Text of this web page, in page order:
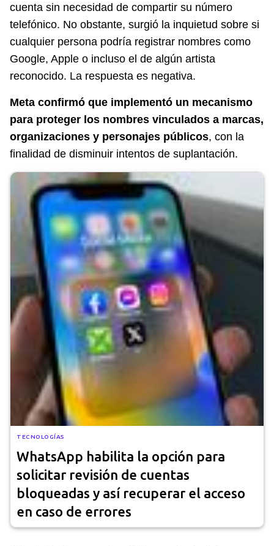
cuenta sin necesidad de compartir su número
telefónico. No obstante, surgió la inquietud sobre si
cualquier persona podría registrar nombres como
Google, Apple o incluso el de algún artista
reconocido. La respuesta es negativa.
Meta confirmó que implementó un mecanismo
para proteger los nombres vinculados a marcas,
organizaciones y personajes públicos, con la
finalidad de disminuir intentos de suplantación.
TECNOLOGÍAS
WhatsApp habilita la opción para
solicitar revisión de cuentas
bloqueadas y así recuperar el acceso
en caso de errores